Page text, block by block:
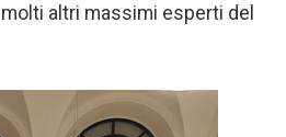
molti altri massimi esperti del